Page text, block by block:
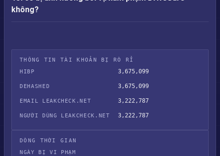
không?
THÔNG TIN TÀI KHOẢN BỊ RÒ RỈ
HIBP
3,675,099
DEHASHED 3,675,099
EMAIL LEAKCHECK.NET 3,222,787
NGƯỜI DÙNG LEAKCHECK.NET 3,222,787
DÒNG THỜI GIAN
NGÀY BỊ VI PHẠM